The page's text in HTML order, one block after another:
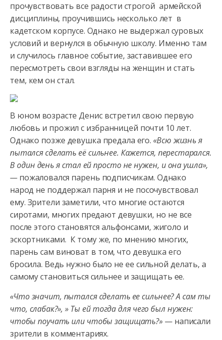
прочувствовать все радости строгой армейской
дисциплины, проучившись несколько лет в
кадетском корпусе. Однако не выдержал суровых
условий и вернулся в обычную школу. Именно там
и случилось главное событие, заставившее его
пересмотреть свои взгляды на женщин и стать
тем, кем он стал.
В юном возрасте Денис встретил свою первую
любовь и прожил с избранницей почти 10 лет.
Однако позже девушка предала его.«Всю жизнь я
пытался сделать её сильнее. Кажется, перестарался.
В один день я стал ей просто не нужен, и она ушла»,
— пожаловался парень подписчикам. Однако
народ не поддержал парня и не посочувствовал
ему. Зрители заметили, что многие остаются
сиротами, многих предают девушки, но не все
после этого становятся альфонсами, жиголо и
эскортниками. К тому же, по мнению многих,
парень сам виноват в том, что девушка его
бросила. Ведь нужно было не ее сильной делать, а
самому становиться сильнее и защищать ее.
«Что значит, пытался сделать ее сильнее? А сам ты
что, слабак?», » Ты ей тогда для чего был нужен:
чтобы поучать или чтобы защищать?» — написали
зрители в комментариях.